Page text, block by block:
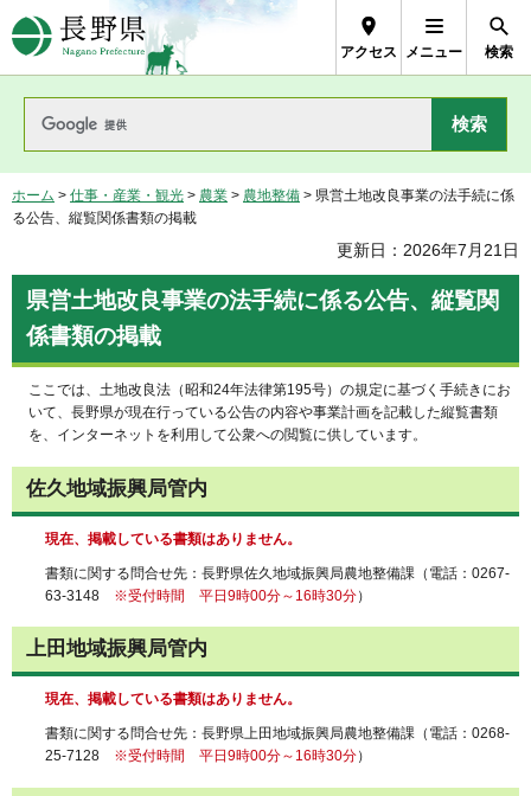
長野県Nagano Prefecture
アクセス メニュー 検索
ホーム > 仕事・産業・観光 > 農業 > 農地整備 > 県営土地改良事業の法手続に係
る公告、縦覧関係書類の掲載
更新日：2026年7月21日
県営土地改良事業の法手続に係る公告、縦覧関
係書類の掲載
ここでは、土地改良法（昭和24年法律第195号）の規定に基づく手続きにお
いて、長野県が現在行っている公告の内容や事業計画を記載した縦覧書類
を、インターネットを利用して公衆への閲覧に供しています。
佐久地域振興局管内
現在、掲載している書類はありません。
書類に関する問合せ先：長野県佐久地域振興局農地整備課（電話：0267-
63-3148 ※受付時間 平日9時00分～16時30分）
上田地域振興局管内
現在、掲載している書類はありません。
書類に関する問合せ先：長野県上田地域振興局農地整備課（電話：0268-
25-7128 ※受付時間 平日9時00分～16時30分）